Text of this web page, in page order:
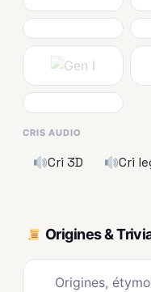
CRIS AUDIO
Cri 3D Cri
Origines &
Origines,